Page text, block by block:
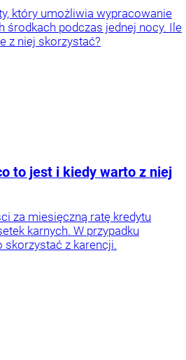
który umożliwia wypracowanie
środkach podczas jednej nocy. Ile
z niej skorzystać?
to jest i kiedy warto z niej
za miesięczną ratę kredytu
karnych. W przypadku
skorzystać z karencji.